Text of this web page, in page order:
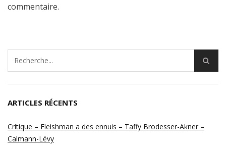
commentaire.
ARTICLES RÉCENTS
Critique – Fleishman a des ennuis – Taffy Brodesser-Akner –
Calmann-Lévy